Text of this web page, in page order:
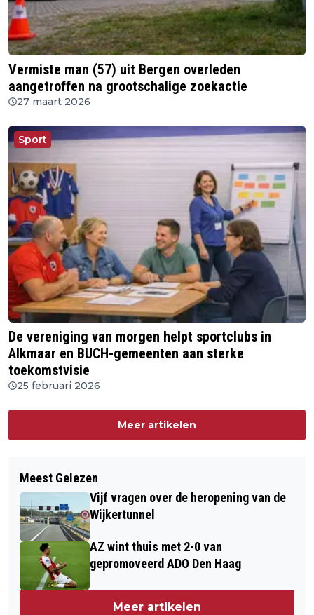
Vermiste man (57) uit Bergen overleden
aangetroffen na grootschalige zoekactie
27 maart 2026
Sport
De vereniging van morgen helpt sportclubs in
Alkmaar en BUCH-gemeenten aan sterke
toekomstvisie
25 februari 2026
Meer artikelen
Meest Gelezen
Vijf vragen over de heropening van de
Wijkertunnel
AZ wint thuis met 2-0 van
gepromoveerd ADO Den Haag
Meer artikelen